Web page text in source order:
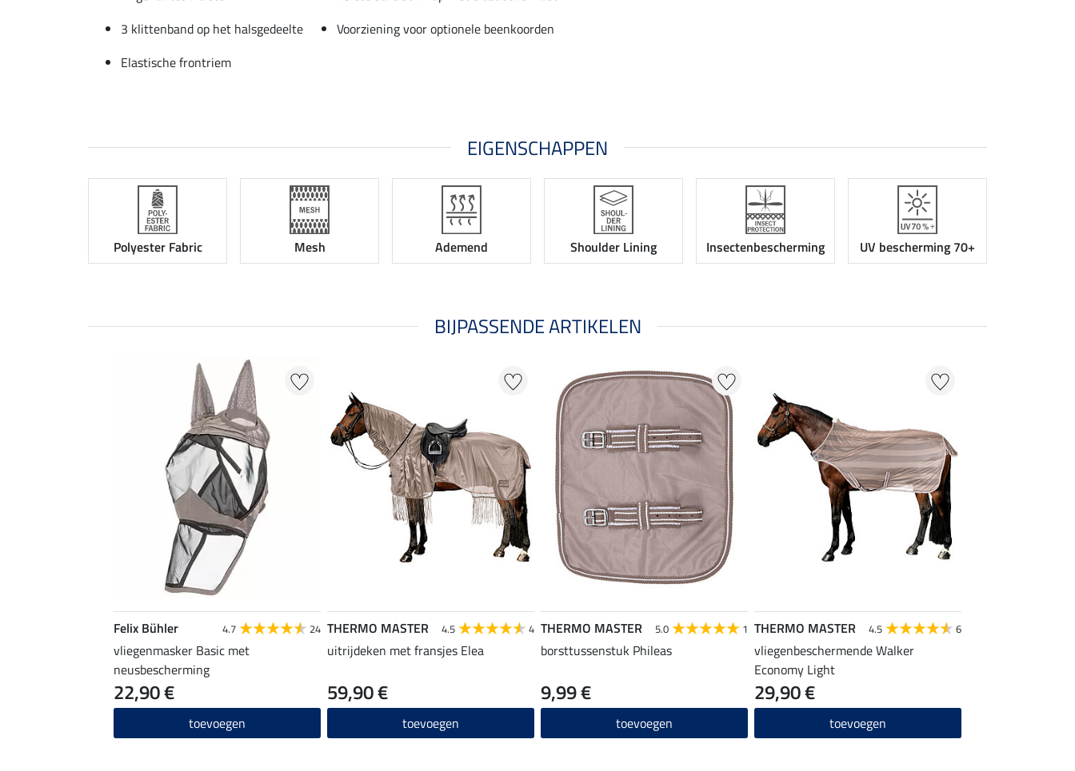
3 klittenband op het halsgedeelte
Voorziening voor optionele beenkoorden
Elastische frontriem
EIGENSCHAPPEN
Polyester Fabric Mesh Ademend Shoulder Lining Insectenbescherming UV bescherming 70+
BIJPASSENDE ARTIKELEN
Felix Bühler 4.7 24
vliegenmasker Basic met
neusbescherming
22,90 €
toevoegen
THERMO MASTER 4.5 4
uitrijdeken met fransjes Elea
59,90 €
toevoegen
THERMO MASTER 5.0 1
borsttussenstuk Phileas
9,99 €
toevoegen
THERMO MASTER 4.5 6
vliegenbeschermende Walker
Economy Light
29,90 €
toevoegen